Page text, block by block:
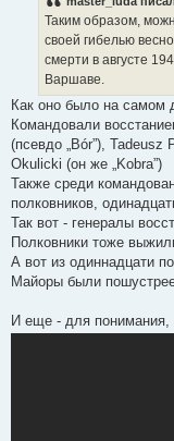
Таким образом,
своей гибелью
смерти в августе
Варшаве.
Как оно было на самом
Командовали
(псевдо „Bór”), Tadeusz
Okulicki (он же „Kobra”)
Также среди
полковников,
Так вот - генералы
Полковники тоже
А вот из одиннадцати
Майоры были
И еще - для понимания,